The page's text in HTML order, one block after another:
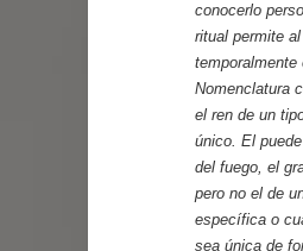
conocerlo
ritual permite
temporalmente
Nomenclatura
el ren de un
único. El
del fuego, el
pero no el de
específica o
sea única de